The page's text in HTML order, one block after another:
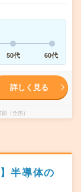
50代 60代
詳しく見る
（全国）
半導体の